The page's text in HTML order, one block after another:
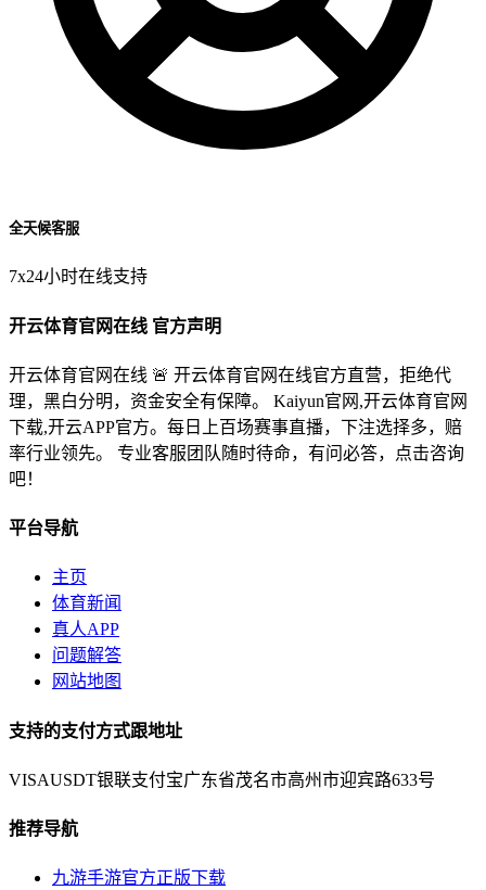
全天候客服
7x24小时在线支持
开云体育官网在线 官方声明
开云体育官网在线 🚨 开云体育官网在线官方直营，拒绝代
理，黑白分明，资金安全有保障。 Kaiyun官网,开云体育官网
下载,开云APP官方。每日上百场赛事直播，下注选择多，赔
率行业领先。 专业客服团队随时待命，有问必答，点击咨询
吧！
平台导航
主页
体育新闻
真人APP
问题解答
网站地图
支持的支付方式跟地址
VISAUSDT银联支付宝广东省茂名市高州市迎宾路633号
推荐导航
九游手游官方正版下载